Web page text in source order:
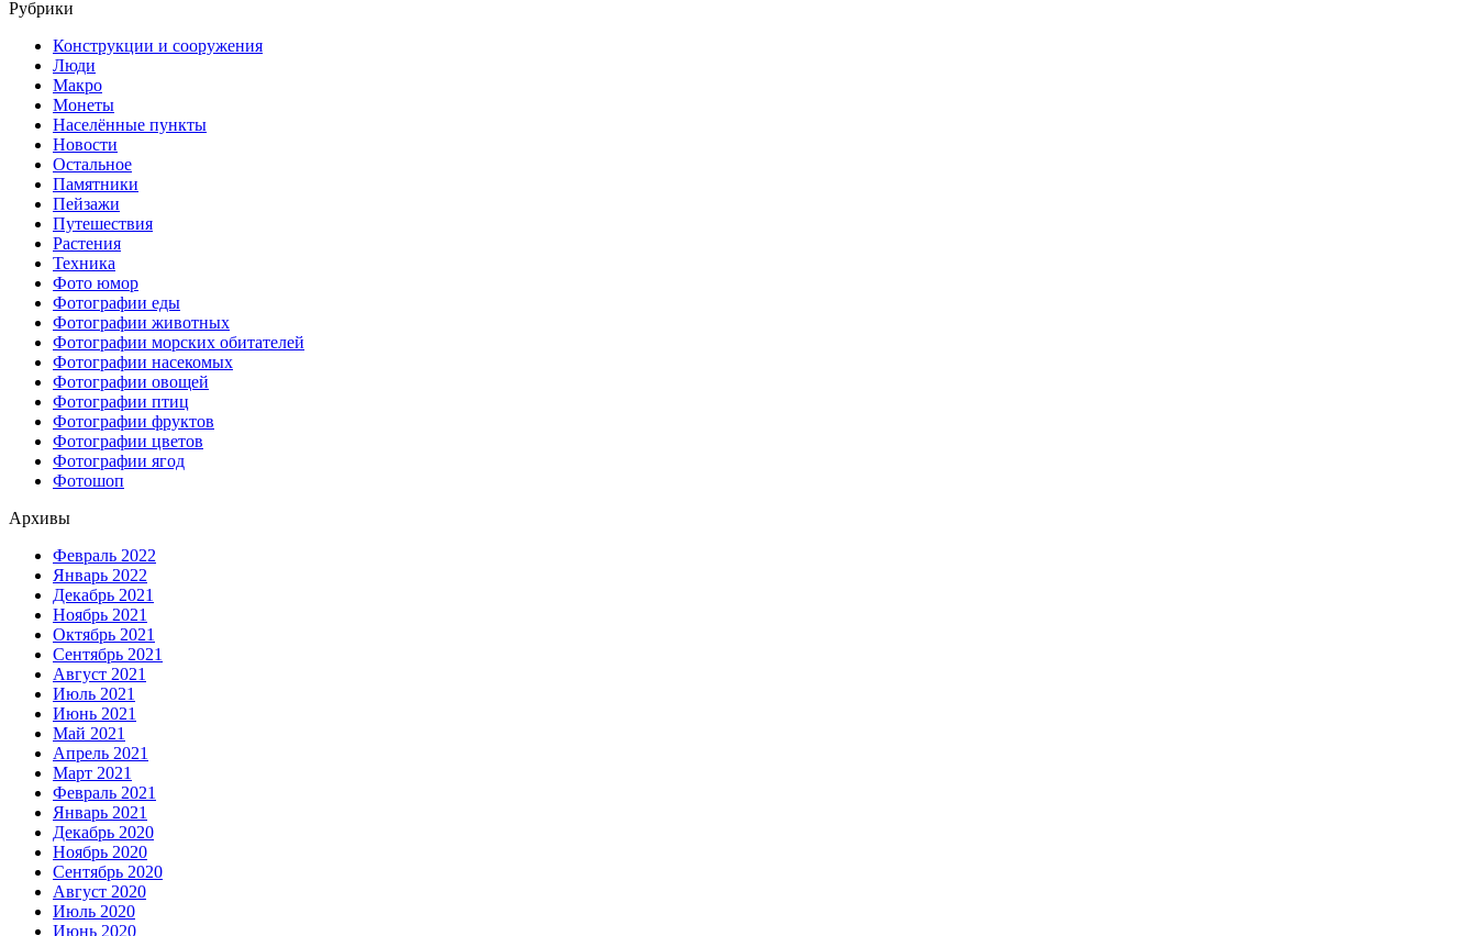
Рубрики
Конструкции и сооружения
Люди
Макро
Монеты
Населённые пункты
Новости
Остальное
Памятники
Пейзажи
Путешествия
Растения
Техника
Фото юмор
Фотографии еды
Фотографии животных
Фотографии морских обитателей
Фотографии насекомых
Фотографии овощей
Фотографии птиц
Фотографии фруктов
Фотографии цветов
Фотографии ягод
Фотошоп
Архивы
Февраль 2022
Январь 2022
Декабрь 2021
Ноябрь 2021
Октябрь 2021
Сентябрь 2021
Август 2021
Июль 2021
Июнь 2021
Май 2021
Апрель 2021
Март 2021
Февраль 2021
Январь 2021
Декабрь 2020
Ноябрь 2020
Сентябрь 2020
Август 2020
Июль 2020
Июнь 2020